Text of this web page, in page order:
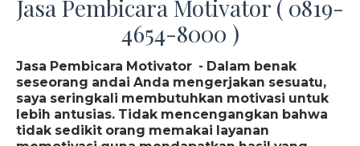
Jasa Pembicara Motivator ( 0819-
4654-8000 )
Jasa Pembicara Motivator - Dalam benak
seseorang andai Anda mengerjakan sesuatu,
saya seringkali membutuhkan motivasi untuk
lebih antusias. Tidak mencengangkan bahwa
tidak sedikit orang memakai layanan